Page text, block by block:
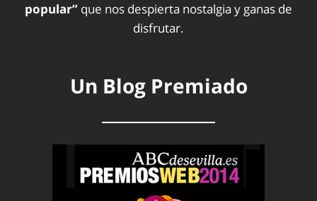
popular” que nos despierta nostalgia y ganas de
disfrutar.
Un Blog Premiado